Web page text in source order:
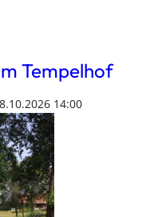
Tempelhof
14:00